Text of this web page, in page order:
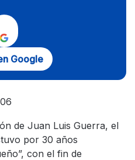
Google
de Juan Luis Guerra, el
por 30 años
con el fin de